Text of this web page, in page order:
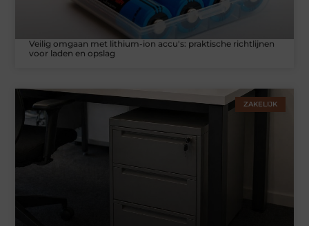
Veilig omgaan met lithium-ion accu's: praktische richtlijnen
voor laden en opslag
ZAKELIJK